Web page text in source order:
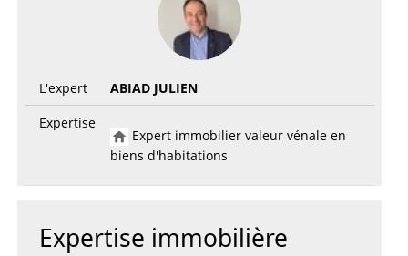
L'expert
ABIAD JULIEN
Expertise
Expert immobilier valeur vénale en
biens d'habitations
Expertise immobilière